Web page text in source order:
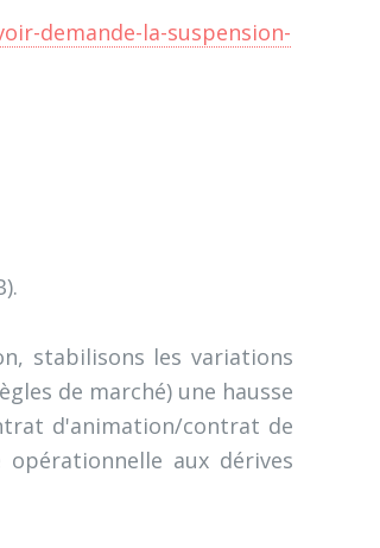
demande-la-suspension-
stabilisons les variations
de marché) une hausse
d'animation/contrat de
aux dérives